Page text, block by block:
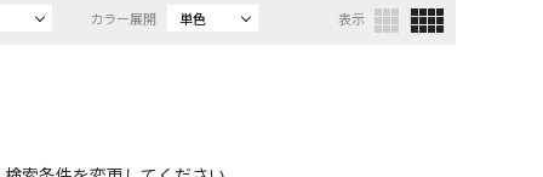
カラー展開 単色 表示